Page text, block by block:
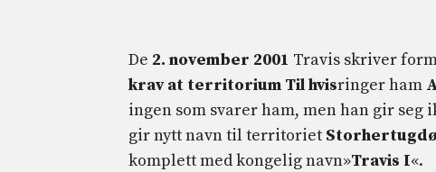
De 2. november 2001 Travis skriver
krav at territorium Tilhvisringer ham
ingen som svarer ham, men han gir seg
gir nytt navn til territoriet
komplett med kongelig navn»Travis I«.